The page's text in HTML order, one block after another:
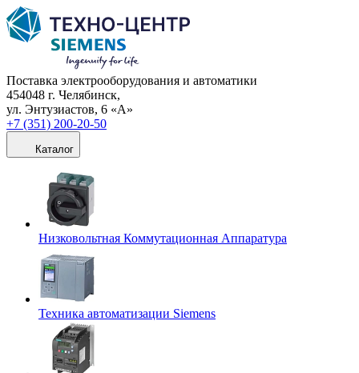
Поставка электрооборудования и автоматики
454048 г. Челябинск,
ул. Энтузиастов, 6 «А»
+7 (351) 200-20-50
Каталог
Низковольтная Коммутационная Аппаратура
Техника автоматизации Siemens